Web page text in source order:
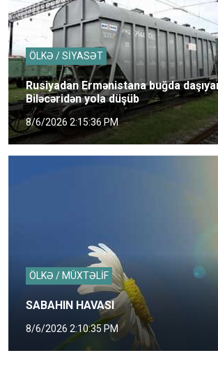
ÖLKƏ / SİYASƏT
Rusiyadan Ermənistana buğda
Biləcəridən yola düşüb
8/6/2026 2:15:36 PM
ÖLKƏ / MÜXTƏLİF
SABAHIN HAVASI
8/6/2026 2:10:35 PM